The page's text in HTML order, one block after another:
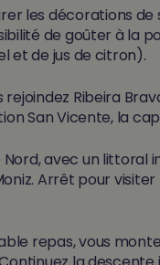
les décorations
de goûter à la
et de jus de citron).
rejoindez Ribeira
San Vicente, la
avec un littoral
Arrêt pour visiter
repas, vous